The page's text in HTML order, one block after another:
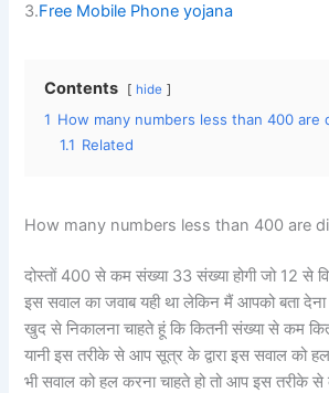
3.Free Mobile Phone yojana
Contents hide
1 How many numbers less than 400 are
1.1 Related
How many numbers less than 400 are
दोस्तों 400 से कम संख्या 33 संख्या होगी जो 12 से
इस सवाल का जवाब यही था लेकिन मैं आपको बता देना
खुद से निकालना चाहते हूं कि कितनी संख्या से कम
यानी इस तरीके से आप सूत्र के द्वारा इस सवाल को हल
भी सवाल को हल करना चाहते हो तो आप इस तरीके